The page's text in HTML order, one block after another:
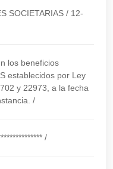
SOCIETARIAS / 12-
los beneficios
establecidos por Ley
y 22973, a la fecha
/
/